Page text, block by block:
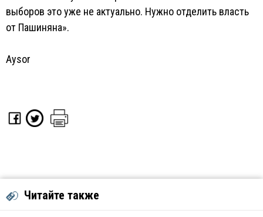
выборов это уже не актуально. Нужно отделить власть
от Пашиняна».
Aysor
Читайте также